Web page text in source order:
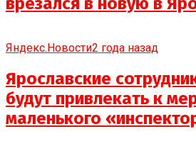
Яндекс.Новости2 года назад
Ярославские
будут привлекать к
маленького